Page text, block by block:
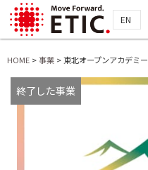
EN
HOME >事業 > 東北オープンアカデミー
終了した事業